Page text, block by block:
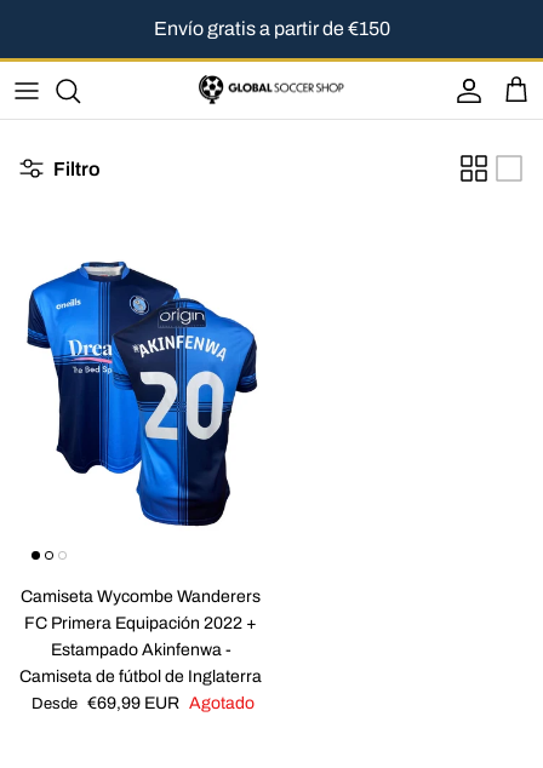
Envío gratis a partir de €150
Cuenta
Filtro
Camiseta Wycombe Wanderers
FC Primera Equipación 2022 +
Estampado Akinfenwa -
Camiseta de fútbol de Inglaterra
Precio normal
Desde €69,99 EUR Agotado